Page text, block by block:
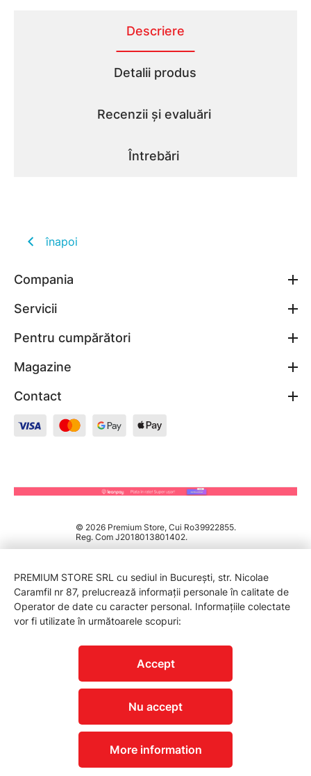
Descriere
Detalii produs
Recenzii și evaluări
Întrebări
înapoi
Compania
Servicii
Pentru cumpărători
Magazine
Contact
© 2026 Premium Store, Cui Ro39922855.
Reg. Com J2018013801402.
PREMIUM STORE SRL cu sediul in București, str. Nicolae
Caramfil nr 87, prelucrează informații personale în calitate de
Operator de date cu caracter personal. Informațiile colectate
vor fi utilizate în următoarele scopuri:
Accept
Nu accept
More information